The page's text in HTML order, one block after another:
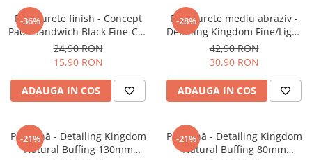
-36%
Pad burete finish - Concept
Pads Sandwich Black Fine-Cut
Pad 85/100mm
24,90 RON
15,90 RON
ADAUGA IN COS
-28%
Pad burete mediu abraziv -
Detailing Kingdom Fine/Light
Cut Polishing Pad (Red
125mm)
42,90 RON
30,90 RON
ADAUGA IN COS
-21%
Pad lână - Detailing Kingdom
Natural Buffing 130mm
-21%
Pad lână - Detailing Kingdom
Natural Buffing 80mm